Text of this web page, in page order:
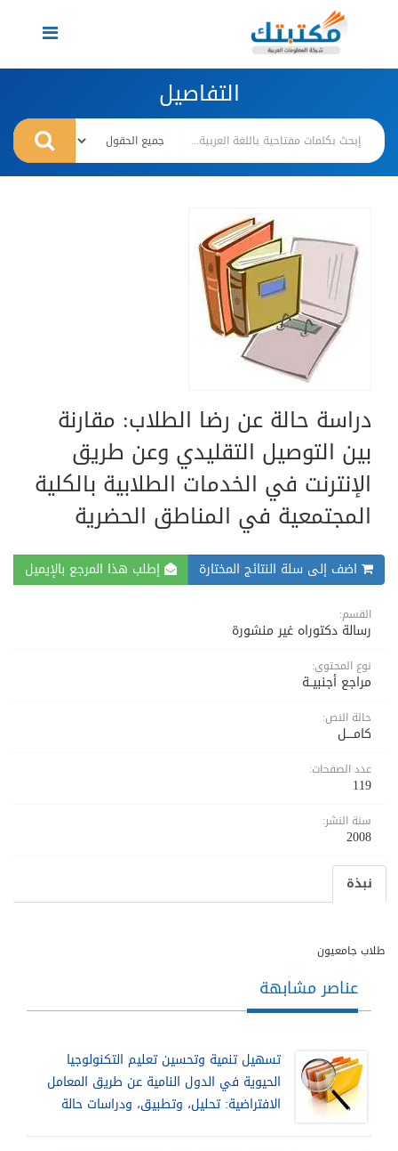
Toggle
navigation
التفاصيل
دراسة حالة عن رضا الطلاب: مقارنة
بين التوصيل التقليدي وعن طريق
الإنترنت في الخدمات الطلابية بالكلية
المجتمعية في المناطق الحضرية
اضف إلى سلة النتائج المختارة إطلب هذا المرجع بالإيميل
القسم:
رسالة دكتوراه غير منشورة
نوع المحتوى:
مراجع أجنبيــة
حالة النص:
كامــــل
عدد الصفحات:
119
سنة النشر:
2008
نبذة
طلاب جامعيون
عناصر مشابهة
تسهيل تنمية وتحسين تعليم التكنولوجيا
الحيوية في الدول النامية عن طريق المعامل
الافتراضية: تحليل، وتطبيق، ودراسات حالة